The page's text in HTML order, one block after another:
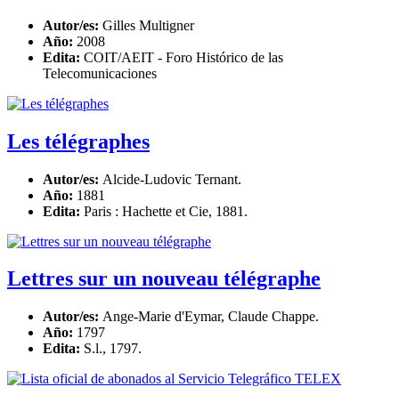
Autor/es: Gilles Multigner
Año: 2008
Edita: COIT/AEIT - Foro Histórico de las
Telecomunicaciones
Les télégraphes
Autor/es: Alcide-Ludovic Ternant.
Año: 1881
Edita: Paris : Hachette et Cie, 1881.
Lettres sur un nouveau télégraphe
Autor/es: Ange-Marie d'Eymar, Claude Chappe.
Año: 1797
Edita: S.l., 1797.